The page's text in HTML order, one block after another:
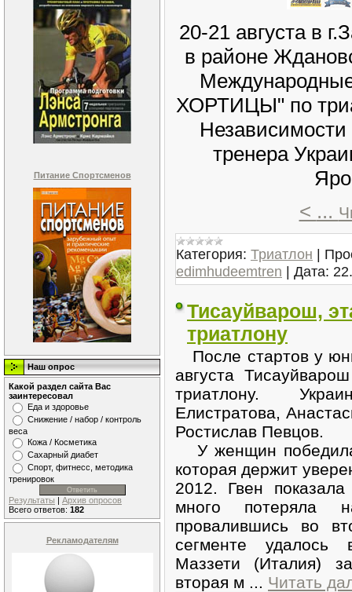
Питание Спортсменов
Наш опрос
Какой раздел сайта Вас
заинтересовал
Еда и здоровье
Снижение / набор / контроль
веса
Кожа / Косметика
Сахарный диабет
Спорт, фитнесс, методика
тренировок
Результаты | Архив опросов
Всего ответов: 182
Рекламодателям
20-21 августа в
в районе
ХОРТИЦЫ" по
Независимости
тренера
< ...
Категория: Триатлон |
edimhudeemtren | Дата:
Тисауйварош,
триатлону
После стартов у
августа
триатлону.
Елистратова,
Ростислав Певцов.
У женщин победила
которая держит
2012. Гвен
много потеряла
провалившись во
сегменте удалось
Маззети (Италия)
вторая м ... Читать